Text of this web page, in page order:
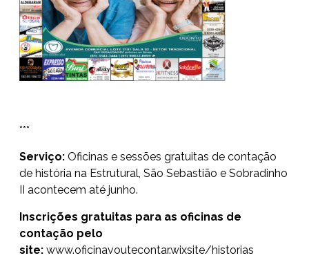
***
Serviço: Oficinas e sessões gratuitas de contação
de história na Estrutural, São Sebastião e Sobradinho
II acontecem até junho.
Inscrições gratuitas para as oficinas de
contação pelo
site: www.oficinavoutecontar.wixsite/historias